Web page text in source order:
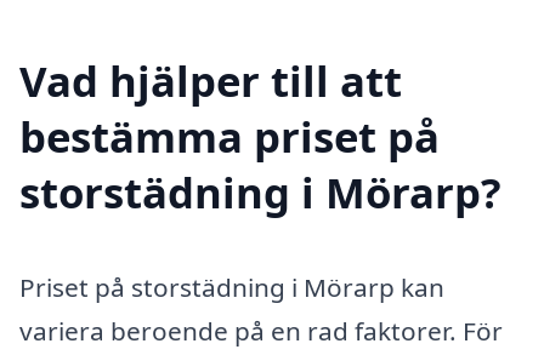
Vad hjälper till att
bestämma priset på
storstädning i Mörarp?
Priset på storstädning i Mörarp kan
variera beroende på en rad faktorer. För